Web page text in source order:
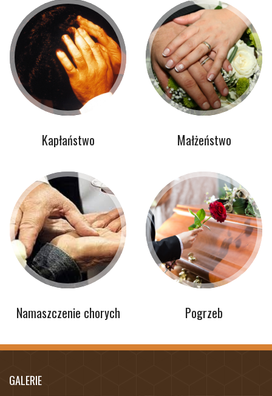
Kapłaństwo Małżeństwo
Namaszczenie chorych Pogrzeb
GALERIE